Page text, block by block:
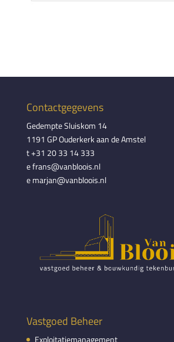
Contactgegevens
Gedempte Sluiskom 14
1191 GP Ouderkerk aan de Amstel
t +31 20 33 14 333
e frans@vanbloois.nl
e marjan@vanbloois.nl
Vastgoed Beheer
Exploitatiemanagement